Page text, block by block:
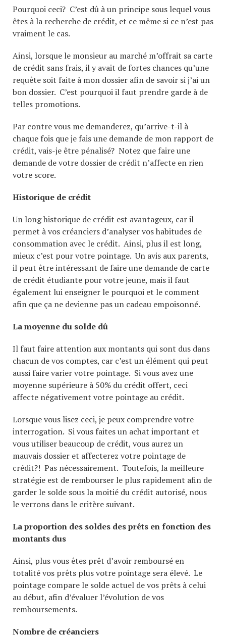
Pourquoi ceci? C’est dû à un principe sous lequel vous
êtes à la recherche de crédit, et ce même si ce n’est pas
vraiment le cas.
Ainsi, lorsque le monsieur au marché m’offrait sa carte
de crédit sans frais, il y avait de fortes chances qu’une
requête soit faite à mon dossier afin de savoir si j’ai un
bon dossier. C’est pourquoi il faut prendre garde à de
telles promotions.
Par contre vous me demanderez, qu’arrive-t-il à
chaque fois que je fais une demande de mon rapport de
crédit, vais-je être pénalisé? Notez que faire une
demande de votre dossier de crédit n’affecte en rien
votre score.
Historique de crédit
Un long historique de crédit est avantageux, car il
permet à vos créanciers d’analyser vos habitudes de
consommation avec le crédit. Ainsi, plus il est long,
mieux c’est pour votre pointage. Un avis aux parents,
il peut être intéressant de faire une demande de carte
de crédit étudiante pour votre jeune, mais il faut
également lui enseigner le pourquoi et le comment
afin que ça ne devienne pas un cadeau empoisonné.
La moyenne du solde dû
Il faut faire attention aux montants qui sont dus dans
chacun de vos comptes, car c’est un élément qui peut
aussi faire varier votre pointage. Si vous avez une
moyenne supérieure à 50% du crédit offert, ceci
affecte négativement votre pointage au crédit.
Lorsque vous lisez ceci, je peux comprendre votre
interrogation. Si vous faites un achat important et
vous utiliser beaucoup de crédit, vous aurez un
mauvais dossier et affecterez votre pointage de
crédit?! Pas nécessairement. Toutefois, la meilleure
stratégie est de rembourser le plus rapidement afin de
garder le solde sous la moitié du crédit autorisé, nous
le verrons dans le critère suivant.
La proportion des soldes des prêts en fonction des
montants dus
Ainsi, plus vous êtes prêt d’avoir remboursé en
totalité vos prêts plus votre pointage sera élevé. Le
pointage compare le solde actuel de vos prêts à celui
au début, afin d’évaluer l’évolution de vos
remboursements.
Nombre de créanciers